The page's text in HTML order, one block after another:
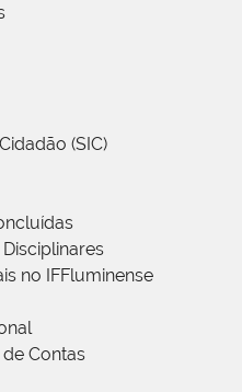
(SIC)
no IFFluminense
Contas